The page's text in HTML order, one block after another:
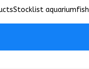
Stocklist aquariumfish